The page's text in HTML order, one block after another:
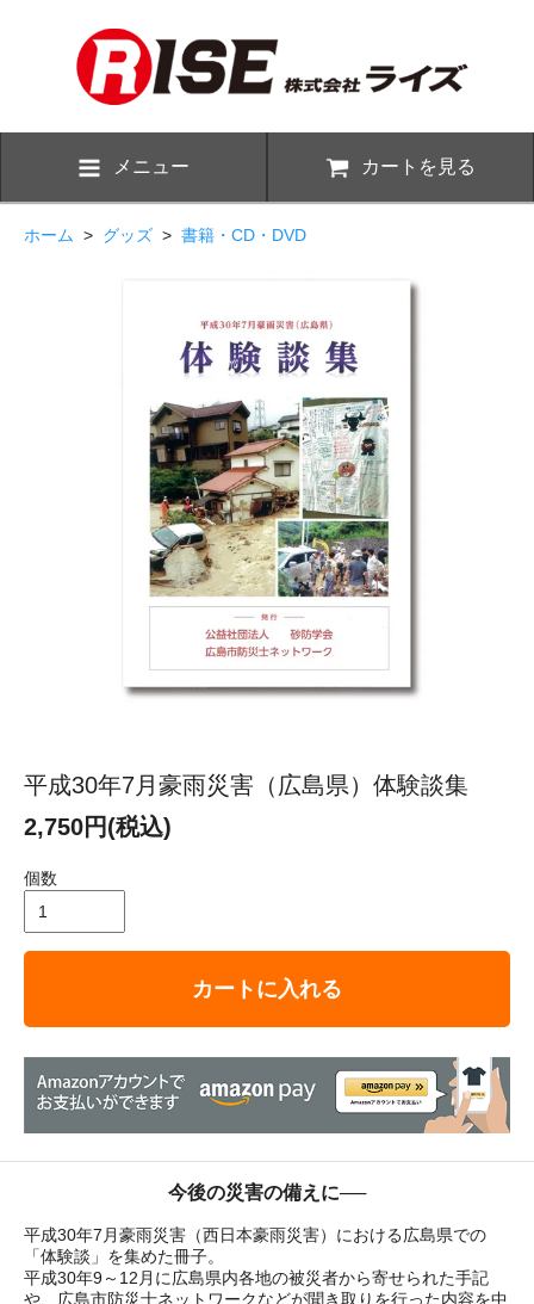
メニュー カートを見る
ホーム > グッズ > 書籍・CD・DVD
平成30年7月豪雨災害（広島県）体験談集
2,750円(税込)
個数
カートに入れる
今後の災害の備えに──
平成30年7月豪雨災害（西日本豪雨災害）における広島県での
「体験談」を集めた冊子。
平成30年9～12月に広島県内各地の被災者から寄せられた手記
や、広島市防災士ネットワークなどが聞き取りを行った内容を中